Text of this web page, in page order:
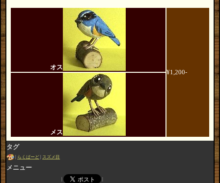
オス
¥1,200-
メス
タグ
らくばーど スズメ目
メニュー